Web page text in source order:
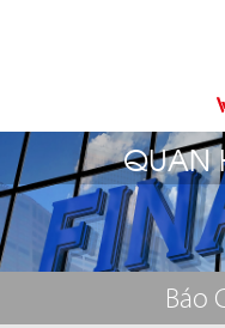
QUAN
Báo